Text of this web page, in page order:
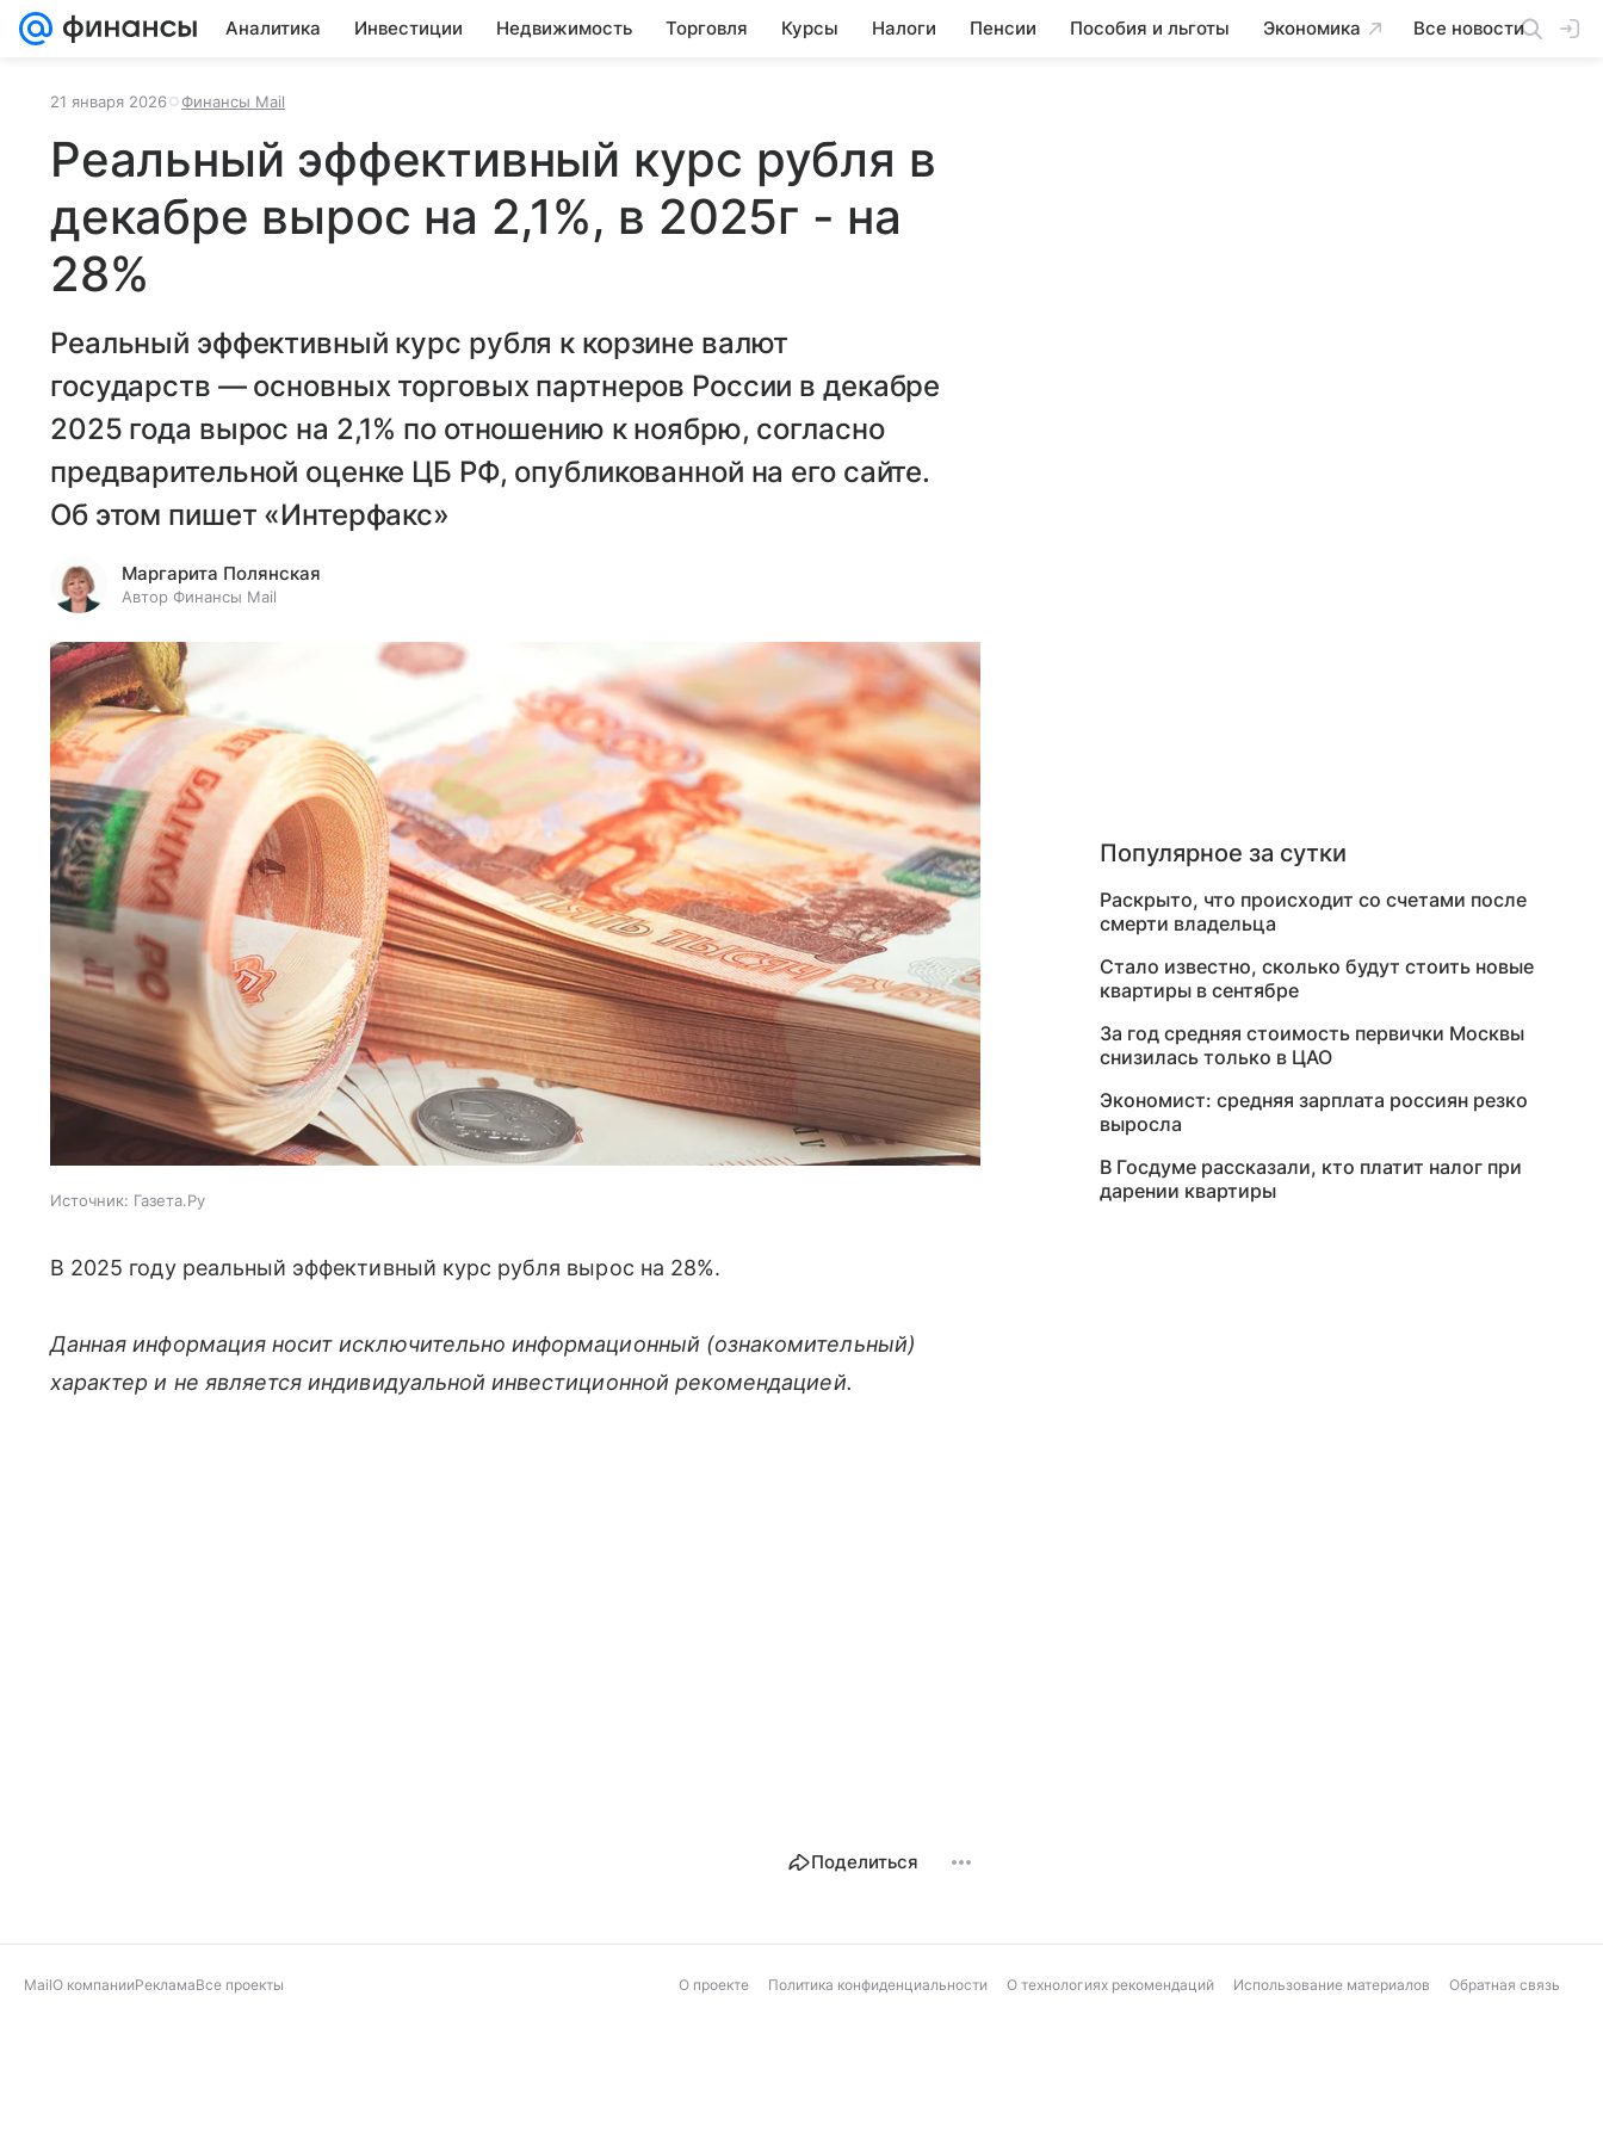
Аналитика Инвестиции Недвижимость Торговля Курсы Налоги Пенсии Пособия и льготы Экономика Все новости
21 января 2026 Финансы Mail
Реальный эффективный курс рубля в
декабре вырос на 2,1%, в 2025г - на
28%
Реальный эффективный курс рубля к корзине валют
государств — основных торговых партнеров России в декабре
2025 года вырос на 2,1% по отношению к ноябрю, согласно
предварительной оценке ЦБ РФ, опубликованной на его сайте.
Об этом пишет «Интерфакс»
Маргарита Полянская
Автор Финансы Mail
Источник: Газета.Ру
В 2025 году реальный эффективный курс рубля вырос на 28%.
Данная информация носит исключительно информационный (ознакомительный)
характер и не является индивидуальной инвестиционной рекомендацией.
Поделиться
Популярное за сутки
Раскрыто, что происходит со счетами после
смерти владельца
Стало известно, сколько будут стоить новые
квартиры в сентябре
За год средняя стоимость первички Москвы
снизилась только в ЦАО
Экономист: средняя зарплата россиян резко
выросла
В Госдуме рассказали, кто платит налог при
дарении квартиры
MailО компанииРекламаВсе проекты О проекте Политика конфиденциальности О технологиях рекомендаций Использование материалов Обратная связь